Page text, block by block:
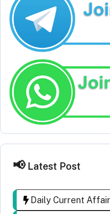
Latest Post
Daily Current